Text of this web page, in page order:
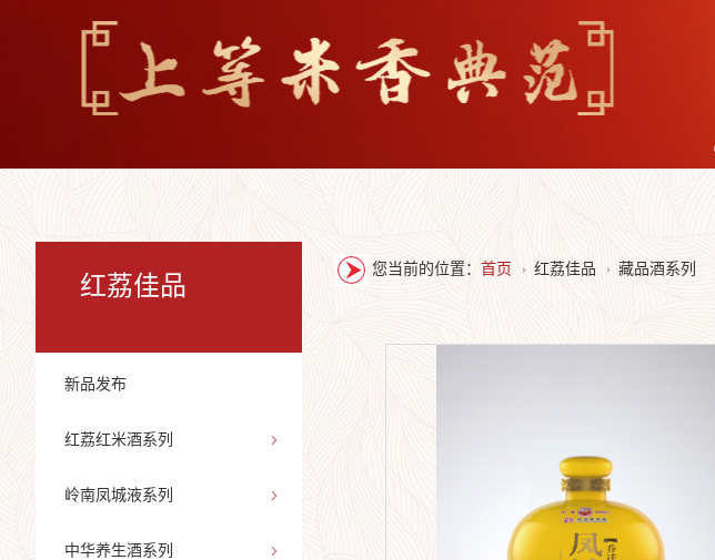
红荔佳品
新品发布
红荔红米酒系列
岭南凤城液系列
中华养生酒系列
您当前的位置： 首页 红荔佳品 藏品酒系列